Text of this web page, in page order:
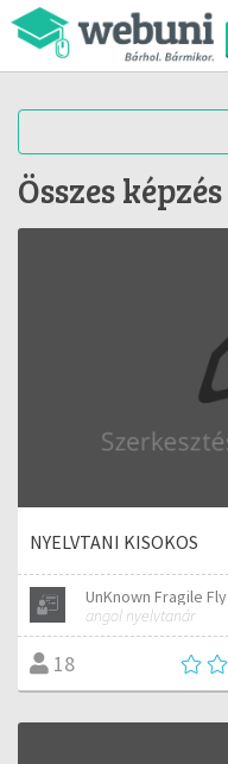
Összes képzés
NYELVTANI KISOKOS
UnKnown Fragile Fly
angol nyelvtanár
18